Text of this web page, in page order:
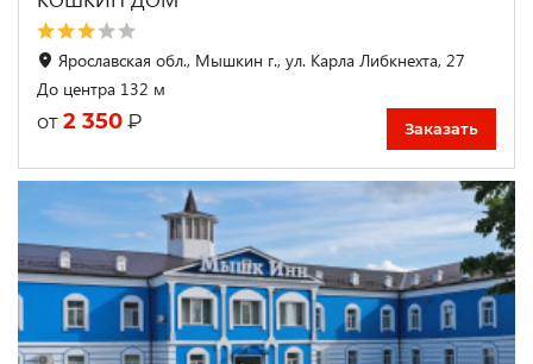
Ярославская обл., Мышкин г., ул. Карла Либкнехта, 27
До центра 132 м
от 2 350 ₽ Заказать